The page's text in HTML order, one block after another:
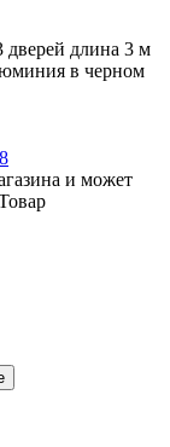
дверей длина 3 м
в черном
и может